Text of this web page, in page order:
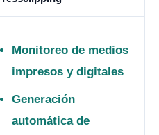
Monitoreo de medios
impresos y digitales
Generación
automática de